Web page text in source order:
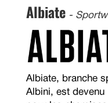
Albiate -
Albiate, branche
Albini, est devenu